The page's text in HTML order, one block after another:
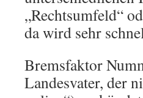
„Rechtsumfeld“
da wird sehr
Bremsfaktor
Landesvater, der